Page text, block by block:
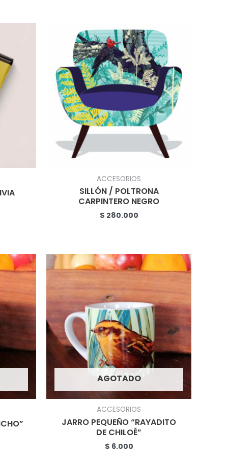
ACCESORIOS
SILLÓN / POLTRONA
CARPINTERO NEGRO
$ 280.000
AGOTADO
ACCESORIOS
JARRO PEQUEÑO “RAYADITO
DE CHILOÉ”
$ 6.000